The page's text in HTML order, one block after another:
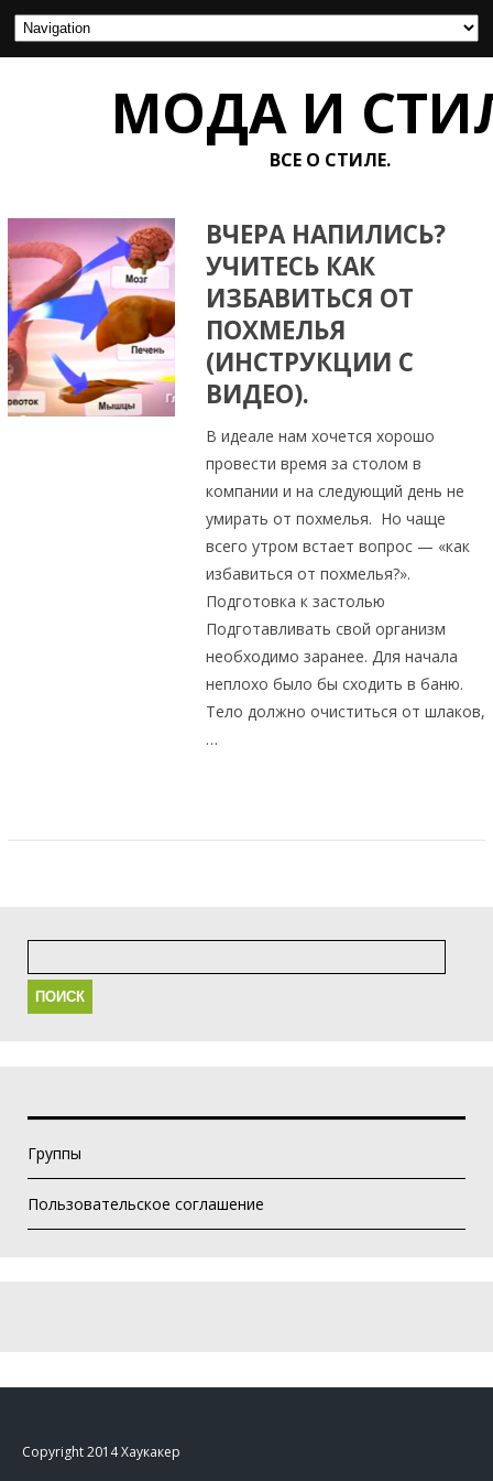
МОДА И
ВСЕ О СТИЛЕ.
ВЧЕРА НАПИЛИСЬ?
УЧИТЕСЬ КАК
ИЗБАВИТЬСЯ ОТ
ПОХМЕЛЬЯ
(ИНСТРУКЦИИ С
ВИДЕО).
В идеале нам хочется хорошо
провести время за столом в
компании и на следующий день не
умирать от похмелья. Но чаще
всего утром встает вопрос — «как
избавиться от похмелья?».
Подготовка к застолью
Подготавливать свой организм
необходимо заранее. Для начала
неплохо было бы сходить в баню.
Тело должно очиститься от шлаков,
…
Найти:
Группы
Пользовательское соглашение
Copyright 2014 Хаукакер